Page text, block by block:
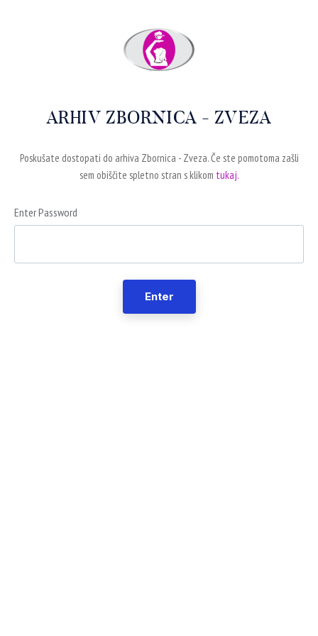
ARHIV ZBORNICA - ZVEZA
Poskušate dostopati do arhiva Zbornica - Zveza. Če ste pomotoma zašli
sem obiščite spletno stran s klikom tukaj.
Enter Password
Enter